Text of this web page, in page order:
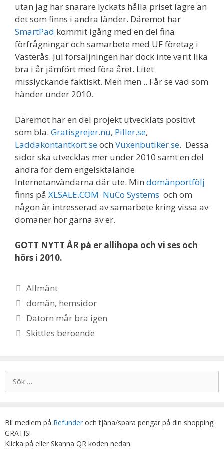
utan jag har snarare lyckats hålla priset lägre än
det som finns i andra länder. Däremot har
SmartPad kommit igång med en del fina
förfrågningar och samarbete med UF företag i
Västerås. Jul försäljningen har dock inte varit lika
bra i år jämfört med föra året. Litet
misslyckande faktiskt. Men men .. Får se vad som
händer under 2010.
Däremot har en del projekt utvecklats positivt
som bla. Gratisgrejer.nu, Piller.se,
Laddakontantkort.seoch Vuxenbutiker.se. Dessa
sidor ska utvecklas mer under 2010 samt en del
andra för dem engelsktalande
Internetanvändarna där ute. Min domänportfölj
finns på XLSALE.COM NuCo Systems och om
någon är intresserad av samarbete kring vissa av
domäner hör gärna av er.
GOTT NYTT ÅR på er allihopa och vi ses och
hörs i 2010.
Kategorier
Allmänt
Etiketter
domän, hemsidor
Datorn mår bra igen
Skittles beroende
efter:
Bli medlem på Refunder och tjäna/spara pengar på din shopping.
GRATIS!
Klicka på eller Skanna QR koden nedan.